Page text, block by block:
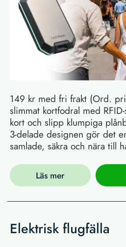
149 kr med fri frakt (Ord.
slimmat kortfodral med
kort och slipp klumpiga
3-delade designen gör det
samlade, säkra och nära till
Läs mer
Elektrisk flugfälla